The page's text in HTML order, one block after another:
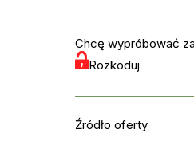
Chcę wypróbować
Rozkoduj
Źródło oferty